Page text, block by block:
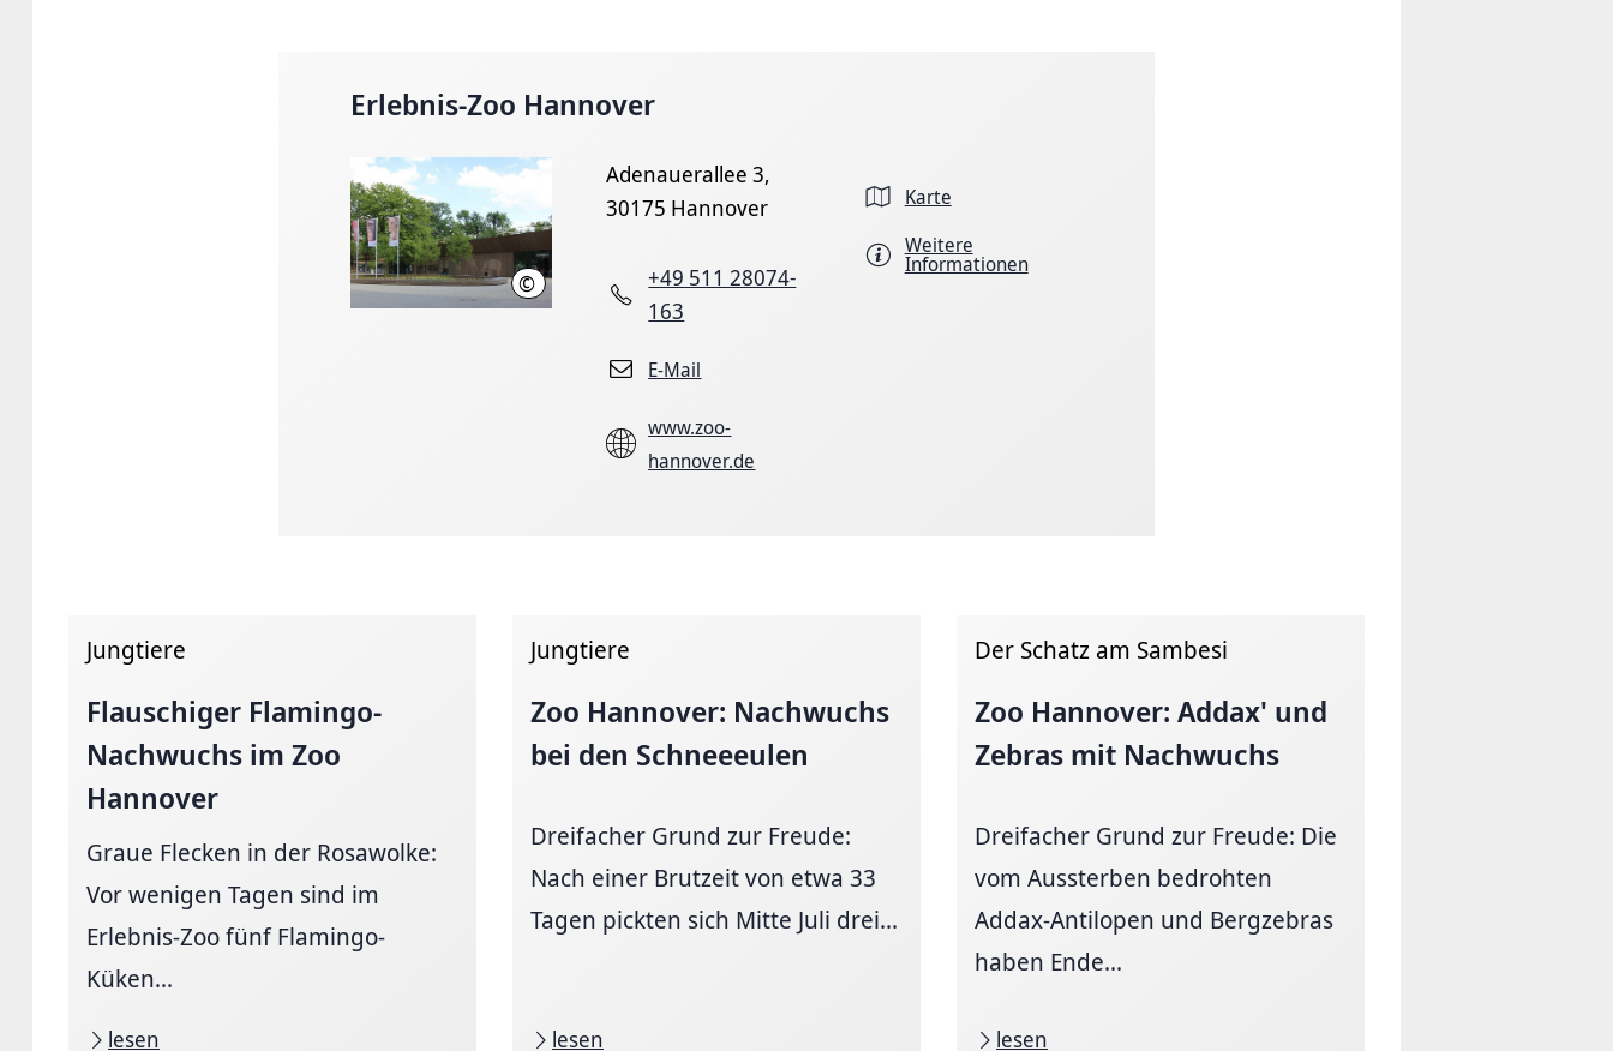
Erlebnis-Zoo Hannover
© Erlebnis-Zoo Hannover
Adenauerallee 3,
30175 Hannover
+49 511 28074-
163
E-Mail
www.zoo-
hannover.de
Karte
Weitere
Informationen
Jungtiere
Flauschiger Flamingo-
Nachwuchs im Zoo
Hannover
Graue Flecken in der Rosawolke:
Vor wenigen Tagen sind im
Erlebnis-Zoo fünf Flamingo-
Küken...
lesen
Jungtiere
Zoo Hannover: Nachwuchs
bei den Schneeeulen
Dreifacher Grund zur Freude:
Nach einer Brutzeit von etwa 33
Tagen pickten sich Mitte Juli drei...
lesen
Der Schatz am Sambesi
Zoo Hannover: Addax' und
Zebras mit Nachwuchs
Dreifacher Grund zur Freude: Die
vom Aussterben bedrohten
Addax-Antilopen und Bergzebras
haben Ende...
lesen